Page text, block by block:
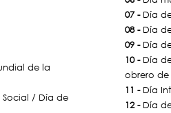
de la
Social / Día de
07 -Día
08 -Día
09 -Día
10 -Día
obrero de
11 -Día
12 -Día